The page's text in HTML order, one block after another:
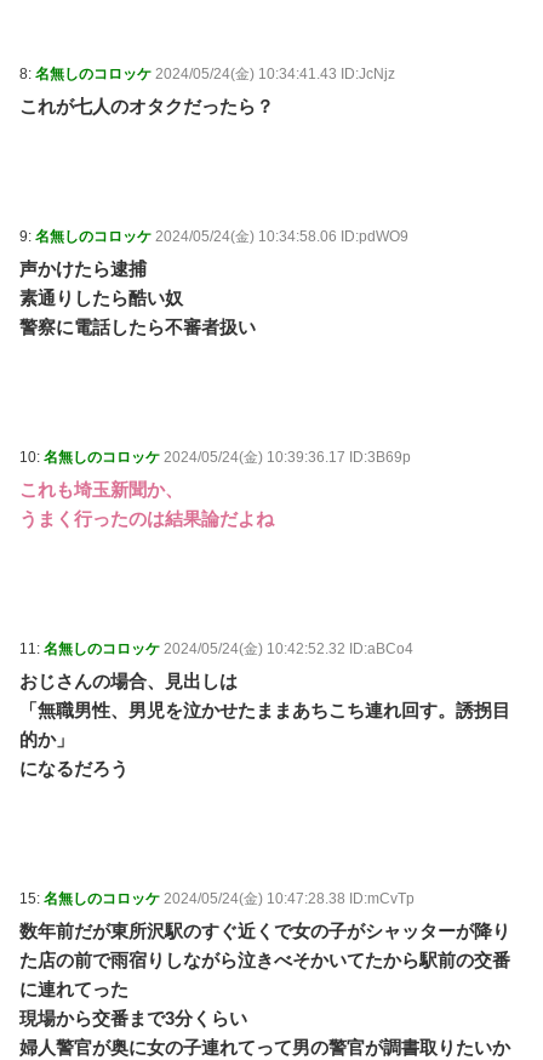
Powered by livedoor 相互RSS
8: 名無しのコロッケ 2024/05/24(金) 10:34:41.43 ID:JcNjz
これが七人のオタクだったら？
9: 名無しのコロッケ 2024/05/24(金) 10:34:58.06 ID:pdWO9
声かけたら逮捕
素通りしたら酷い奴
警察に電話したら不審者扱い
10: 名無しのコロッケ 2024/05/24(金) 10:39:36.17 ID:3B69p
これも埼玉新聞か、
うまく行ったのは結果論だよね
11: 名無しのコロッケ 2024/05/24(金) 10:42:52.32 ID:aBCo4
おじさんの場合、見出しは
「無職男性、男児を泣かせたままあちこち連れ回す。誘拐目
的か」
になるだろう
15: 名無しのコロッケ 2024/05/24(金) 10:47:28.38 ID:mCvTp
数年前だが東所沢駅のすぐ近くで女の子がシャッターが降り
た店の前で雨宿りしながら泣きべそかいてたから駅前の交番
に連れてった
現場から交番まで3分くらい
婦人警官が奥に女の子連れてって男の警官が調書取りたいか